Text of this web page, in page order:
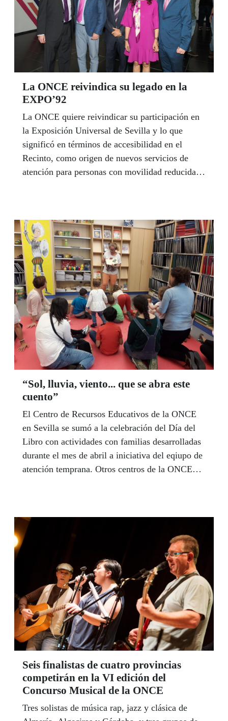
La ONCE reivindica su legado en la
EXPO’92
La ONCE quiere reivindicar su participación en
la Exposición Universal de Sevilla y lo que
significó en términos de accesibilidad en el
Recinto, como origen de nuevos servicios de
atención para personas con movilidad reducida
“Sol, lluvia, viento... que se abra este
cuento”
El Centro de Recursos Educativos de la ONCE
en Sevilla se sumó a la celebración del Día del
Libro con actividades con familias desarrolladas
durante el mes de abril a iniciativa del eqiupo de
atención temprana. Otros centros de la ONCE
lectura en el desarrollo de la persona.
Seis finalistas de cuatro provincias
competirán en la VI edición del
Concurso Musical de la ONCE
Tres solistas de música rap, jazz y clásica de